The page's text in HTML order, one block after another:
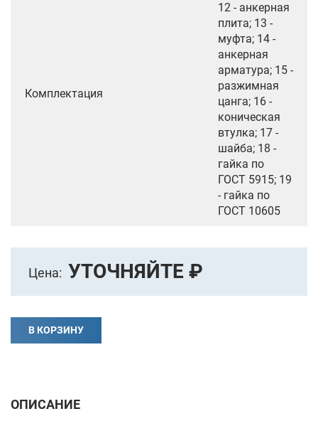
Комплектация
12 - анкерная
плита; 13 -
муфта; 14 -
анкерная
арматура; 15 -
разжимная
цанга; 16 -
коническая
втулка; 17 -
шайба; 18 -
гайка по
ГОСТ 5915; 19
- гайка по
ГОСТ 10605
Цена: УТОЧНЯЙТЕ ₽
В КОРЗИНУ
ОПИСАНИЕ